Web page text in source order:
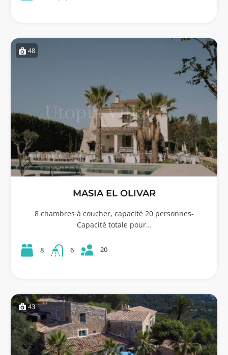
48
MASIA EL OLIVAR
8 chambres à coucher, capacité 20 personnes-
Capacité totale pour…
8 6 20
43